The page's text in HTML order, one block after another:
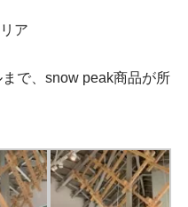
ア
で、snow peak商品が所